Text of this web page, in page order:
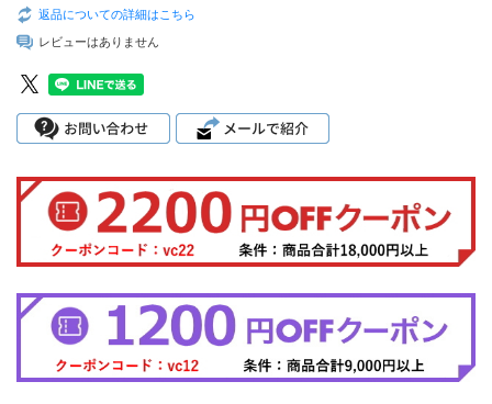
返品についての詳細はこちら
レビューはありません